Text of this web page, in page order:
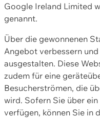
Google Ireland Limited
genannt.
Über die gewonnenen
Angebot verbessern
ausgestalten. Diese
zudem für eine
Besucherströmen, die
wird. Sofern Sie über
verfügen, können Sie in